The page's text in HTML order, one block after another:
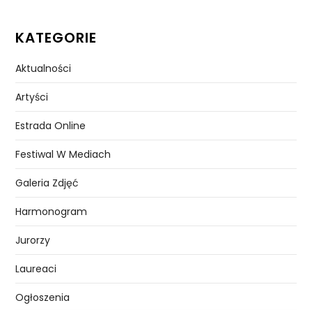
KATEGORIE
Aktualności
Artyści
Estrada Online
Festiwal W Mediach
Galeria Zdjęć
Harmonogram
Jurorzy
Laureaci
Ogłoszenia